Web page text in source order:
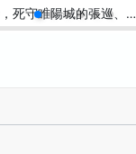
死守睢陽城的張巡、…